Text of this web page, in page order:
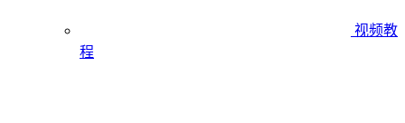
视频教
程